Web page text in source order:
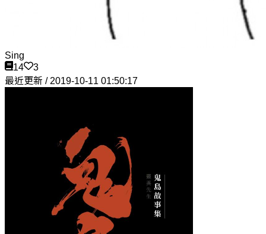
Sing
14
3
最近更新 / 2019-10-11 01:50:17